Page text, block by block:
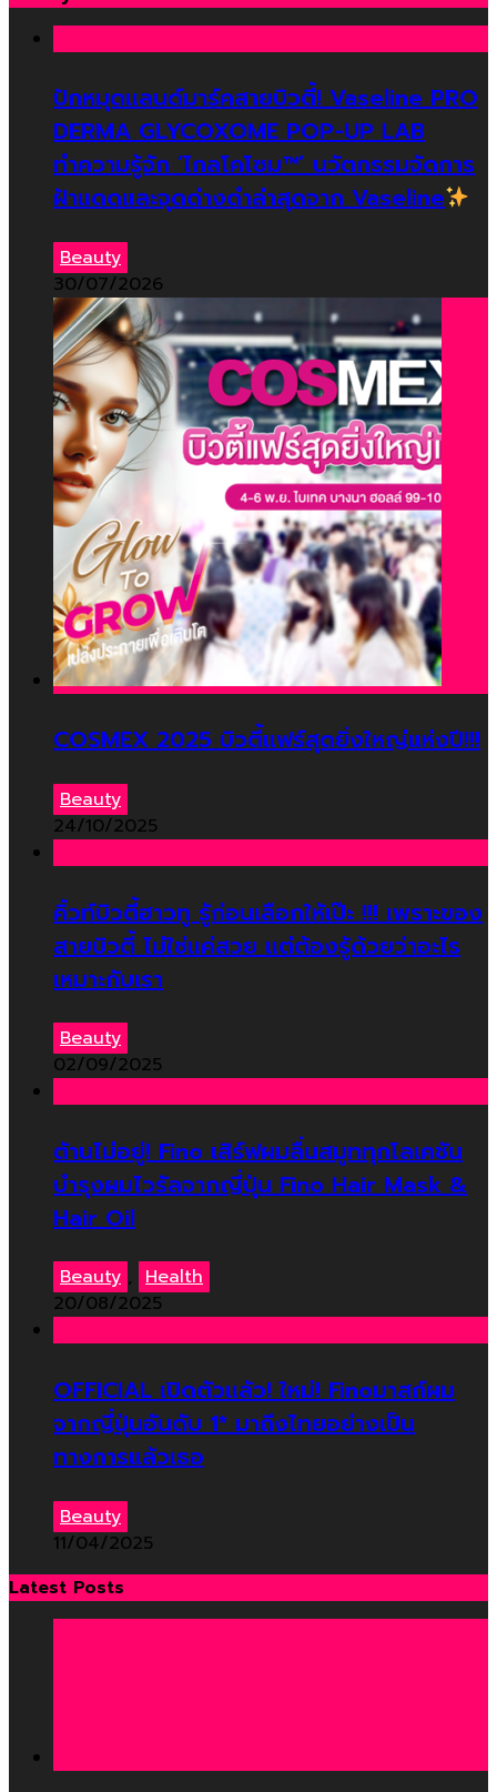
ปักหมุดแลนด์มาร์คสายบิวตี้! Vaseline PRO
DERMA GLYCOXOME POP-UP LAB
ทำความรู้จัก ‘ไกลโคโซม™’ นวัตกรรมจัดการ
ฝ้าแดดและจุดด่างดำล่าสุดจาก Vaseline
Beauty
30/07/2026
COSMEX 2025 บิวตี้แฟร์สุดยิ่งใหญ่แห่งปี!!!
Beauty
24/10/2025
คิ้วท์บิวตี้ฮาวทู รู้ก่อนเลือกให้เป๊ะ !!! เพราะของ
สายบิวตี้ ไม่ใช่แค่สวย แต่ต้องรู้ด้วยว่าอะไร
เหมาะกับเรา
Beauty
02/09/2025
ต้านไม่อยู่! Fino เสิร์ฟผมลื่นสมูททุกโลเคชัน
บำรุงผมไวรัลจากญี่ปุ่น Fino Hair Mask &
Hair Oil
Beauty , Health
20/08/2025
OFFICIAL เปิดตัวแล้ว! ใหม่! Finoมาสก์ผม
จากญี่ปุ่นอันดับ 1* มาถึงไทยอย่างเป็น
ทางการแล้วเธอ
Beauty
11/04/2025
Latest Posts